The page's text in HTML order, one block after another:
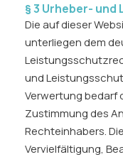
§ 3 Urheber-
Die auf dieser
unterliegen dem
und
Verwertung bedarf
Zustimmung des
Rechteinhabers.
Vervielfältigung,